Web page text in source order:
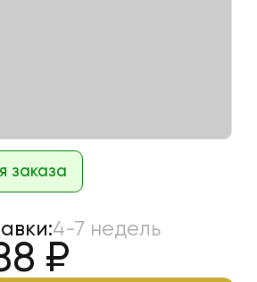
заказа
4-7 недель
₽